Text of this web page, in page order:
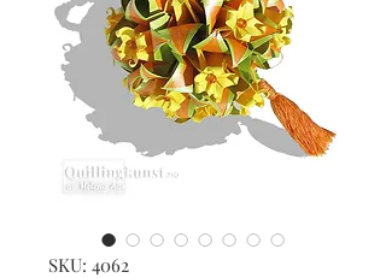
SKU: 4062